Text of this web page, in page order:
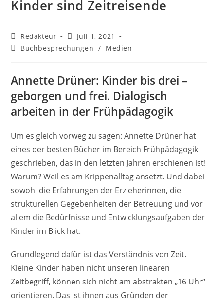
Kinder sind Zeitreisende
Beitrags-
Autor:
Redakteur
Beitrag
veröffentlicht:
Juli 1, 2021
Beitrags-
Buchbesprechungen / Medien
Annette Drüner: Kinder bis drei –
geborgen und frei. Dialogisch
arbeiten in der Frühpädagogik
Um es gleich vorweg zu sagen: Annette Drüner hat
eines der besten Bücher im Bereich Frühpädagogik
geschrieben, das in den letzten Jahren erschienen ist!
Warum? Weil es am Krippenalltag ansetzt. Und dabei
sowohl die Erfahrungen der Erzieherinnen, die
strukturellen Gegebenheiten der Betreuung und vor
allem die Bedürfnisse und Entwicklungsaufgaben der
Kinder im Blick hat.
Grundlegend dafür ist das Verständnis von Zeit.
Kleine Kinder haben nicht unseren linearen
Zeitbegriff, können sich nicht am abstrakten „16 Uhr“
orientieren. Das ist ihnen aus Gründen der